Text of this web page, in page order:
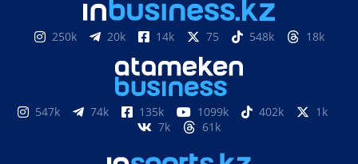
Железные заборы уберут с центрального
проспекта в Костанае
В Казахстане прольются долгожданные дожди - где